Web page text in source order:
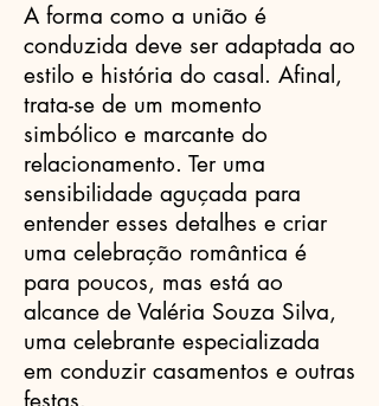
A forma como a união é
conduzida deve ser adaptada ao
estilo e história do casal. Afinal,
trata-se de um momento
simbólico e marcante do
relacionamento. Ter uma
sensibilidade aguçada para
entender esses detalhes e criar
uma celebração romântica é
para poucos, mas está ao
alcance de Valéria Souza Silva,
uma celebrante especializada
em conduzir casamentos e outras